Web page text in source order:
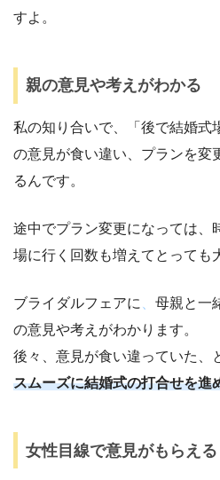
すよ。
親の意見や考えがわかる
私の知り合いで、「後で結婚式
の意見が食い違い、プランを変
るんです。
途中でプラン変更になっては、
場に行く回数も増えてとっても
ブライダルフェアに
母親と一
の意見や考えがわかります。
後々、意見が食い違っていた、
スムーズに結婚式の打合せを進
女性目線で意見がもらえる